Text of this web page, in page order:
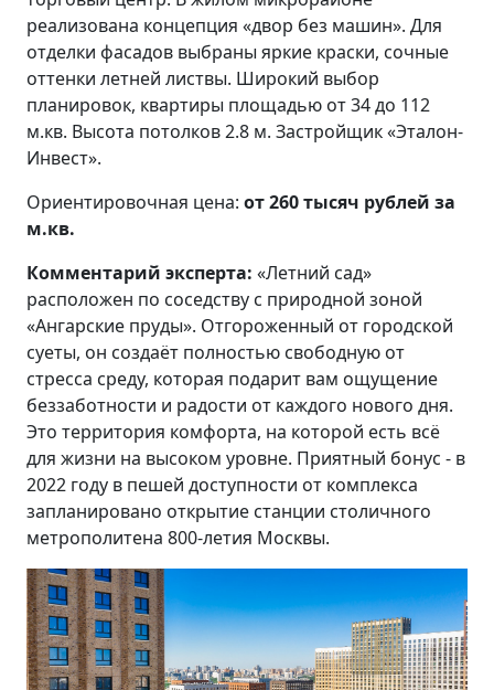
реализована концепция «двор без машин». Для
отделки фасадов выбраны яркие краски, сочные
оттенки летней листвы. Широкий выбор
планировок, квартиры площадью от 34 до 112
м.кв. Высота потолков 2.8 м. Застройщик «Эталон-
Инвест».
Ориентировочная цена: от 260 тысяч рублей за
м.кв.
Комментарий эксперта: «Летний сад»
расположен по соседству с природной зоной
«Ангарские пруды». Отгороженный от городской
суеты, он создаёт полностью свободную от
стресса среду, которая подарит вам ощущение
беззаботности и радости от каждого нового дня.
Это территория комфорта, на которой есть всё
для жизни на высоком уровне. Приятный бонус - в
2022 году в пешей доступности от комплекса
запланировано открытие станции столичного
метрополитена 800-летия Москвы.